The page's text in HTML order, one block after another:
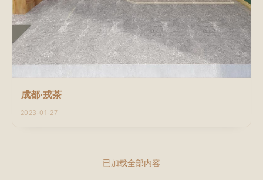
成都·戎茶
2023-01-27
已加载全部内容